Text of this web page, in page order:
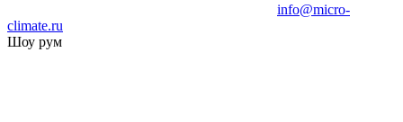
info@micro-
climate.ru
Шоу рум